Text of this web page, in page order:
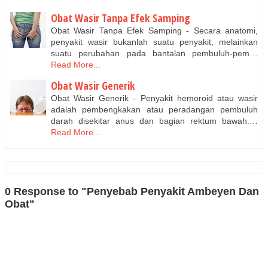
Obat Wasir Tanpa Efek Samping
Obat Wasir Tanpa Efek Samping - Secara anatomi,
penyakit wasir bukanlah suatu penyakit, melainkan
suatu perubahan pada bantalan pembuluh-pem…
Read More...
Obat Wasir Generik
Obat Wasir Generik - Penyakit hemoroid atau wasir
adalah pembengkakan atau peradangan pembuluh
darah disekitar anus dan bagian rektum bawah.…
Read More...
0 Response to "Penyebab Penyakit Ambeyen Dan
Obat"